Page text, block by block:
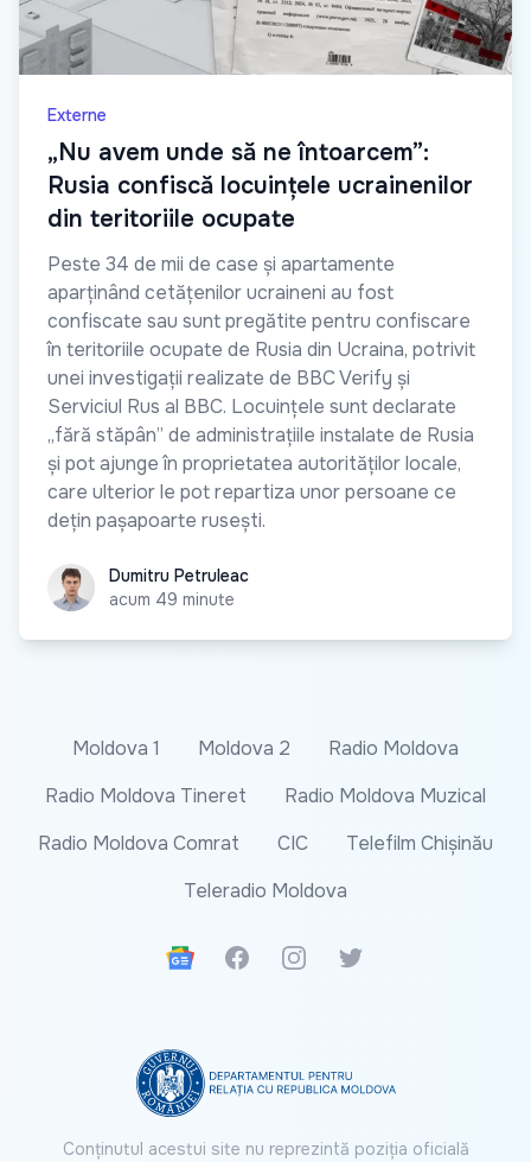
Externe
„Nu avem unde să ne întoarcem”:
Rusia confiscă locuințele ucrainenilor
din teritoriile ocupate
Peste 34 de mii de case și apartamente
aparținând cetățenilor ucraineni au fost
confiscate sau sunt pregătite pentru confiscare
în teritoriile ocupate de Rusia din Ucraina, potrivit
unei investigații realizate de BBC Verify și
Serviciul Rus al BBC. Locuințele sunt declarate
„fără stăpân” de administrațiile instalate de Rusia
și pot ajunge în proprietatea autorităților locale,
care ulterior le pot repartiza unor persoane ce
dețin pașapoarte rusești.
Dumitru Petruleac
Dumitru Petruleac
acum 49 minute
Moldova 1 Moldova 2
Radio Moldova
Radio Moldova Tineret
Radio Moldova Muzical
Radio Moldova Comrat
CIC
Telefilm Chișinău
Teleradio Moldova
Google News
FacebookInstagramTwitter
Conținutul acestui site nu reprezintă poziția oficială